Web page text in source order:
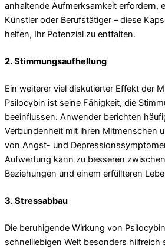
anhaltende Aufmerksamkeit erfordern,
Künstler oder Berufstätiger – diese
helfen, Ihr Potenzial zu entfalten.
2.Stimmungsaufhellung
Ein weiterer viel diskutierter Effekt der
Psilocybin ist seine Fähigkeit, die
beeinflussen. Anwender berichten
Verbundenheit mit ihren Mitmenschen
von Angst- und
Aufwertung kann zu besseren
Beziehungen und einem erfüllteren
3.Stressabbau
Die beruhigende Wirkung von
schnelllebigen Welt besonders hilfreich